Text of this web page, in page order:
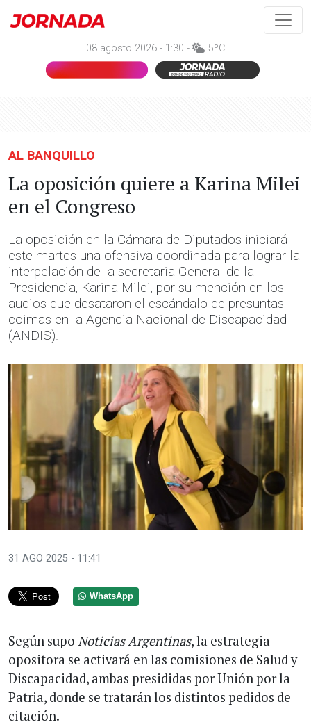
08 agosto 2026 - 1:30 - 5ºC
AL BANQUILLO
La oposición quiere a Karina Milei
en el Congreso
La oposición en la Cámara de Diputados iniciará
este martes una ofensiva coordinada para lograr la
interpelación de la secretaria General de la
Presidencia, Karina Milei, por su mención en los
audios que desataron el escándalo de presuntas
coimas en la Agencia Nacional de Discapacidad
(ANDIS).
31 AGO 2025 - 11:41
WhatsApp
Según supo Noticias Argentinas, la estrategia
opositora se activará en las comisiones de Salud y
Discapacidad, ambas presididas por Unión por la
Patria, donde se tratarán los distintos pedidos de
citación.